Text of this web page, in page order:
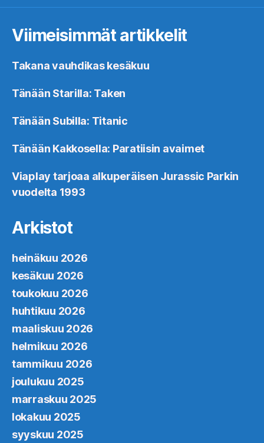
Viimeisimmät artikkelit
Takana vauhdikas kesäkuu
Tänään Starilla: Taken
Tänään Subilla: Titanic
Tänään Kakkosella: Paratiisin avaimet
Viaplay tarjoaa alkuperäisen Jurassic Parkin
vuodelta 1993
Arkistot
heinäkuu 2026
kesäkuu 2026
toukokuu 2026
huhtikuu 2026
maaliskuu 2026
helmikuu 2026
tammikuu 2026
joulukuu 2025
marraskuu 2025
lokakuu 2025
syyskuu 2025